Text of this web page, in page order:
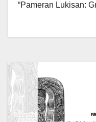
“Pameran Lukisan: